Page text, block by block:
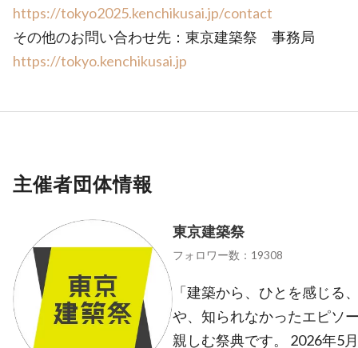
https://tokyo2025.kenchikusai.jp/contact
その他のお問い合わせ先：東京建築祭 事務局
https://tokyo.kenchikusai.jp
主催者団体情報
東京建築祭
フォロワー数：19308
「建築から、ひとを感じる
や、知られなかったエピソ
親しむ祭典です。 2026年5